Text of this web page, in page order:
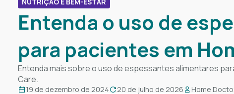
Entenda o uso de
para pacientes em
Entenda mais sobre o uso de espessantes alimentares​
Care.
19 de dezembro de 2024 20 de julho de 2026 Home